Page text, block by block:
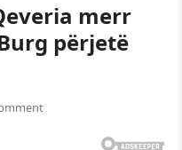
merr
përjetë